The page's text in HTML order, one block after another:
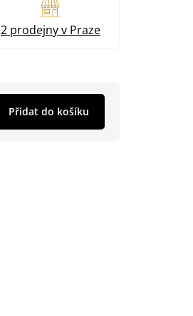
Přidat do košíku
2 prodejny v Praze